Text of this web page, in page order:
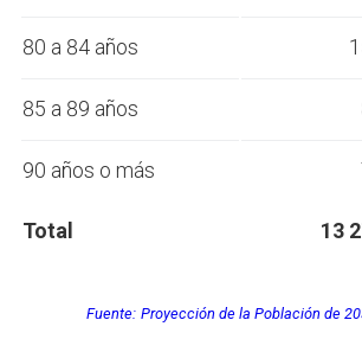
80 a 84 años
85 a 89 años
90 años o más
Total 13
Fuente: Proyección de la Población de